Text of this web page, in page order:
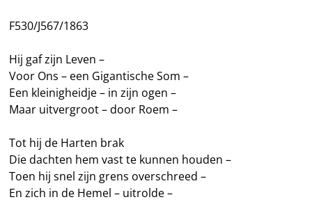
F530/J567/1863
Hij gaf zijn Leven –
Voor Ons – een Gigantische Som –
Een kleinigheidje – in zijn ogen –
Maar uitvergroot – door Roem –
Tot hij de Harten brak
Die dachten hem vast te kunnen houden –
Toen hij snel zijn grens overschreed –
En zich in de Hemel – uitrolde –